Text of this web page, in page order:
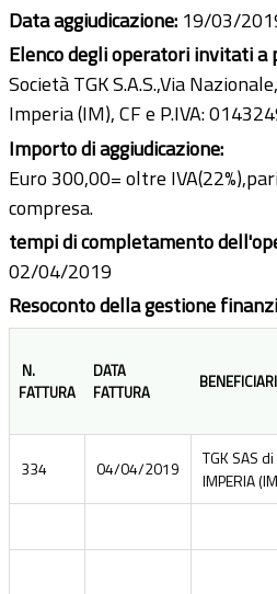
Data aggiudicazione: 19/03/
Elenco degli operatori invitati
Società TGK S.A.S.,Via
Imperia (IM), CF e P.IVA:
Importo di aggiudicazione:
Euro 300,00= oltre
compresa.
tempi di completamento
02/04/2019
Resoconto della gestione
N.
FATTURA
DATA
FATTURA
334 04/04/2019
TGK SAS di
IMPERIA